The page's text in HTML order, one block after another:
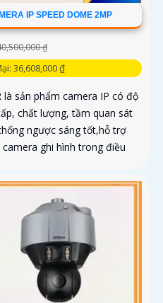
IP SPEED DOME 2MP
₫
36,608,000 ₫
là sản phẩm camera IP có độ
chất lượng, tầm quan sát
ngược sáng tốt,hỗ trợ
ghi hình trong điều